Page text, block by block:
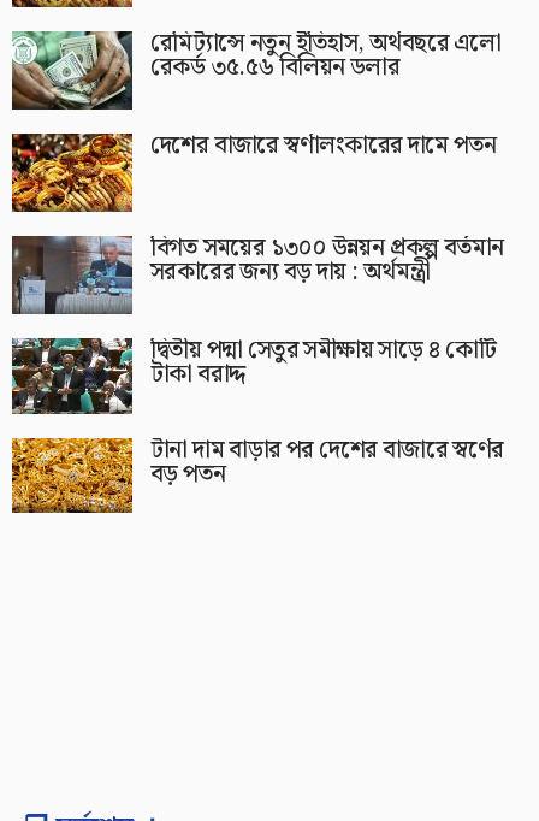
রেমিট্যান্সে নতুন ইতিহাস, অর্থবছরে এলো
রেকর্ড ৩৫.৫৬ বিলিয়ন ডলার
দেশের বাজারে স্বর্ণালংকারের দামে পতন
বিগত সময়ের ১৩০০ উন্নয়ন প্রকল্প বর্তমান
সরকারের জন্য বড় দায় : অর্থমন্ত্রী
দ্বিতীয় পদ্মা সেতুর সমীক্ষায় সাড়ে ৪ কোটি
টাকা বরাদ্দ
টানা দাম বাড়ার পর দেশের বাজারে স্বর্ণের
বড় পতন